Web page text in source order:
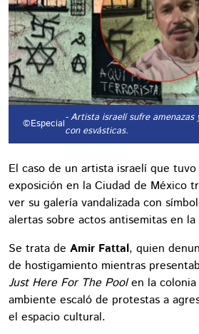
©Especial- Artista israelí sufre amenazas
con esvásticas.
El caso de un artista israelí que
exposición en la Ciudad de México
ver su galería vandalizada con
alertas sobre actos antisemitas en
Se trata de Amir Fattal, quien
de hostigamiento mientras
Just Here For The Poolen la colonia
ambiente escaló de protestas a
el espacio cultural.